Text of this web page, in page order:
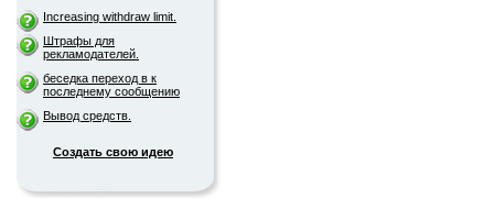
Increasing withdraw limit.
Штрафы для
рекламодателей.
беседка переход в к
последнему сообщению
Вывод средств.
Создать свою идею